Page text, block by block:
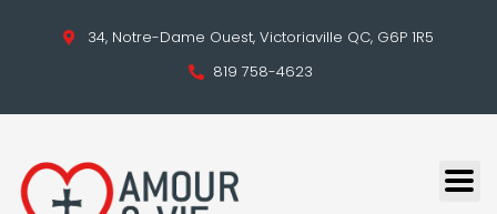
34, Notre-Dame Ouest, Victoriaville QC, G6P 1R5
819 758-4623